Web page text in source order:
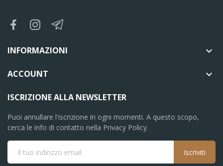
INFORMAZIONI 
ACCOUNT 
ISCRIZIONE ALLA NEWSLETTER
Puoi annullare l'iscrizione in ogni momenti. A questo scopo,
cerca le info di contatto nella Privacy Policy.
Iscriviti